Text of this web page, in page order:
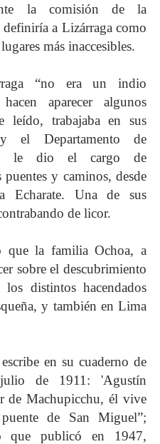
la comisión de la
a Lizárraga como
más inaccesibles.
“no era un indio
aparecer algunos
leído, trabajaba en sus
y el Departamento de
le dio el cargo de
y caminos, desde
Echarate. Una de sus
de licor.
que la familia Ochoa, a
sobre el descubrimiento
distintos hacendados
y también en Lima
en su cuaderno de
de 1911: 'Agustín
de Machupicchu, él vive
de San Miguel”;
que publicó en 1947,